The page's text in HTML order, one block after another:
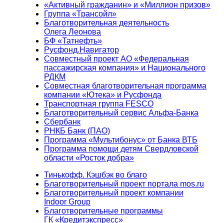
«Активный гражданин» и «Миллион призов»
Группа «Трансойл»
Благотворительная деятельность
Олега Леонова
БФ «Татнефть»
Русфонд.Навигатор
Совместный проект АО «Федеральная
пассажирская компания» и Национального
РДКМ
Совместная благотворительная программа
компании «Ютека» и Русфонда
Транспортная группа FESCO
Благотворительный сервис Альфа-Банка
Сбербанк
РНКБ Банк (ПАО)
Программа «Мультибонус» от Банка ВТБ
Программа помощи детям Свердловской
области «Росток добра»
Тинькофф. Кэшбэк во благо
Благотворительный проект портала mos.ru
Благотворительный проект компании
Indoor Group
Благотворительные программы
ГК «Кредитэкспресс»